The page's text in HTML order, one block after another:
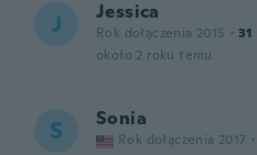
J Jessica
Rok dołączenia 2015 · 31
około 2 roku temu
S Sonia
Rok dołączenia 2017 ·